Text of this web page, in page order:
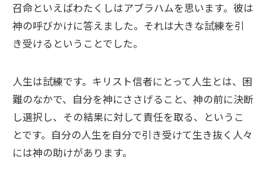
召命といえばわたくしはアブラハムを思います。彼は
神の呼びかけに答えました。それは大きな試練を引
き受けるということでした。
人生は試練です。キリスト信者にとって人生とは、困
難のなかで、自分を神にささげること、神の前に決断
し選択し、その結果に対して責任を取る、というこ
とです。自分の人生を自分で引き受けて生き抜く人々
には神の助けがあります。